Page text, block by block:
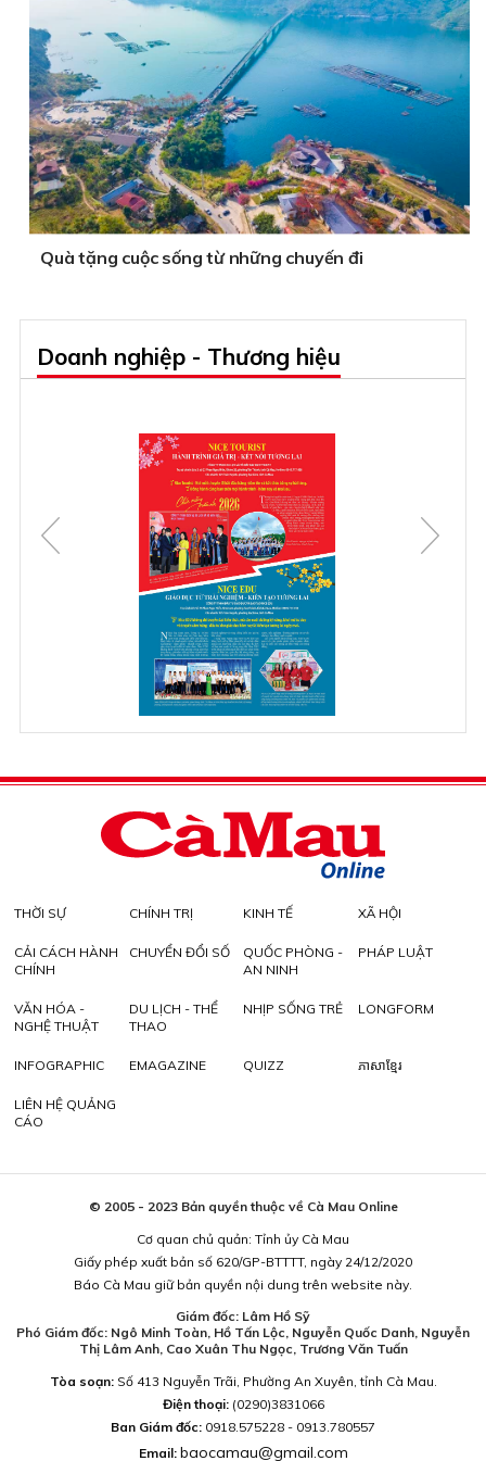
Quà tặng cuộc sống từ những chuyến đi
Doanh nghiệp - Thương hiệu
THỜI SỰ CHÍNH TRỊ KINH TẾ XÃ HỘI
CẢI CÁCH HÀNH
CHÍNH
CHUYỂN ĐỔI SỐ
QUỐC PHÒNG -
AN NINH
PHÁP LUẬT
VĂN HÓA -
NGHỆ THUẬT
DU LỊCH - THỂ
THAO
NHỊP SỐNG TRẺ LONGFORM
INFOGRAPHIC EMAGAZINE QUIZZ ភាសាខ្មែរ
LIÊN HỆ QUẢNG
CÁO
© 2005 - 2023 Bản quyền thuộc về Cà Mau Online
Cơ quan chủ quản: Tỉnh ủy Cà Mau
Giấy phép xuất bản số 620/GP-BTTTT, ngày 24/12/2020
Báo Cà Mau giữ bản quyền nội dung trên website này.
Giám đốc: Lâm Hồ Sỹ
Phó Giám đốc: Ngô Minh Toàn, Hồ Tấn Lộc, Nguyễn Quốc Danh, Nguyễn
Thị Lâm Anh, Cao Xuân Thu Ngọc, Trương Văn Tuấn
Tòa soạn:Số 413 Nguyễn Trãi, Phường An Xuyên, tỉnh Cà Mau.
Điện thoại: (0290)3831066
Ban Giám đốc: 0918.575228 - 0913.780557
Email: baocamau@gmail.com